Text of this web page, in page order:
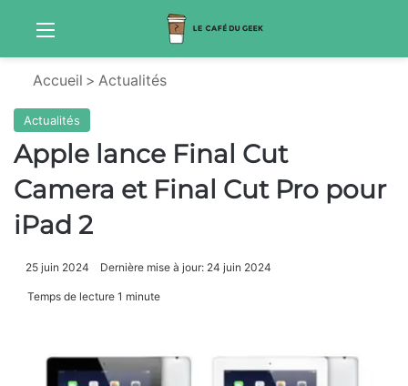
Menu
Accueil > Actualités
Actualités
Apple lance Final Cut
Camera et Final Cut Pro pour
iPad 2
25 juin 2024 Dernière mise à jour: 24 juin 2024
Temps de lecture 1 minute